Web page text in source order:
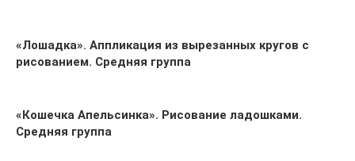
«Лошадка». Аппликация из вырезанных кругов с
рисованием. Средняя группа
«Кошечка Апельсинка». Рисование ладошками.
Средняя группа